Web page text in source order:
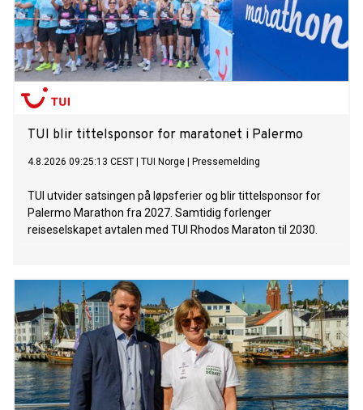
TUI blir tittelsponsor for maratonet i Palermo
4.8.2026 09:25:13 CEST TUI Norge Pressemelding
TUI utvider satsingen på løpsferier og blir tittelsponsor for
Palermo Marathon fra 2027. Samtidig forlenger
reiseselskapet avtalen med TUI Rhodos Maraton til 2030.